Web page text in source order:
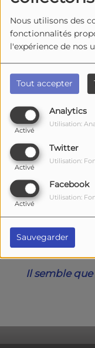
Nous utilisons des
fonctionnalités
l'expérience de nos
Tout accepter
Analytics
Activé
Utilisation:
Twitter
Activé
Utilisation:
Facebook
Activé
Utilisation:
Sauvegarder
Il semble